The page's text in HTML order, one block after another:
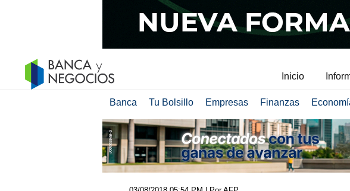
Inicio
Banca Tu Bolsillo Empresas Finanzas